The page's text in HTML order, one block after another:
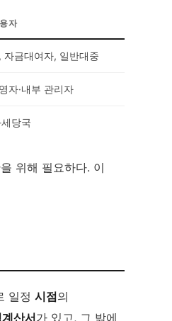
자
자금대여자, 일반대중
자·내부 관리자
세당국
위해 필요하다. 이
일정 시점의
산서가 있고, 그 밖에